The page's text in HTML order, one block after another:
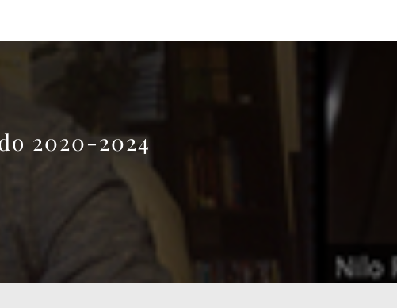
2020-2024